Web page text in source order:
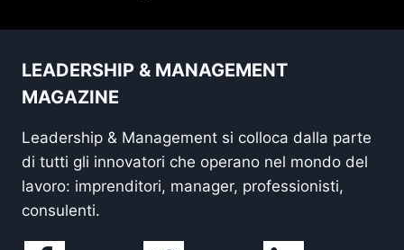
LEADERSHIP & MANAGEMENT
MAGAZINE
Leadership & Management si colloca dalla parte
di tutti gli innovatori che operano nel mondo del
lavoro: imprenditori, manager, professionisti,
consulenti.